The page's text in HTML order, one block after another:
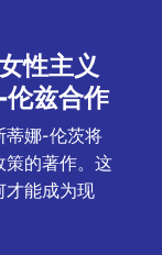
性主义
兹合作
蒂娜-伦茨将
策的著作。这
才能成为现